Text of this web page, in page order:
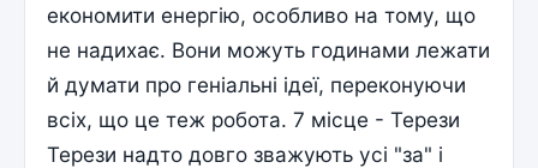
економити енергію, особливо на тому, що
не надихає. Вони можуть годинами лежати
й думати про геніальні ідеї, переконуючи
всіх, що це теж робота. 7 місце - Терези
Терези надто довго зважують усі "за" і